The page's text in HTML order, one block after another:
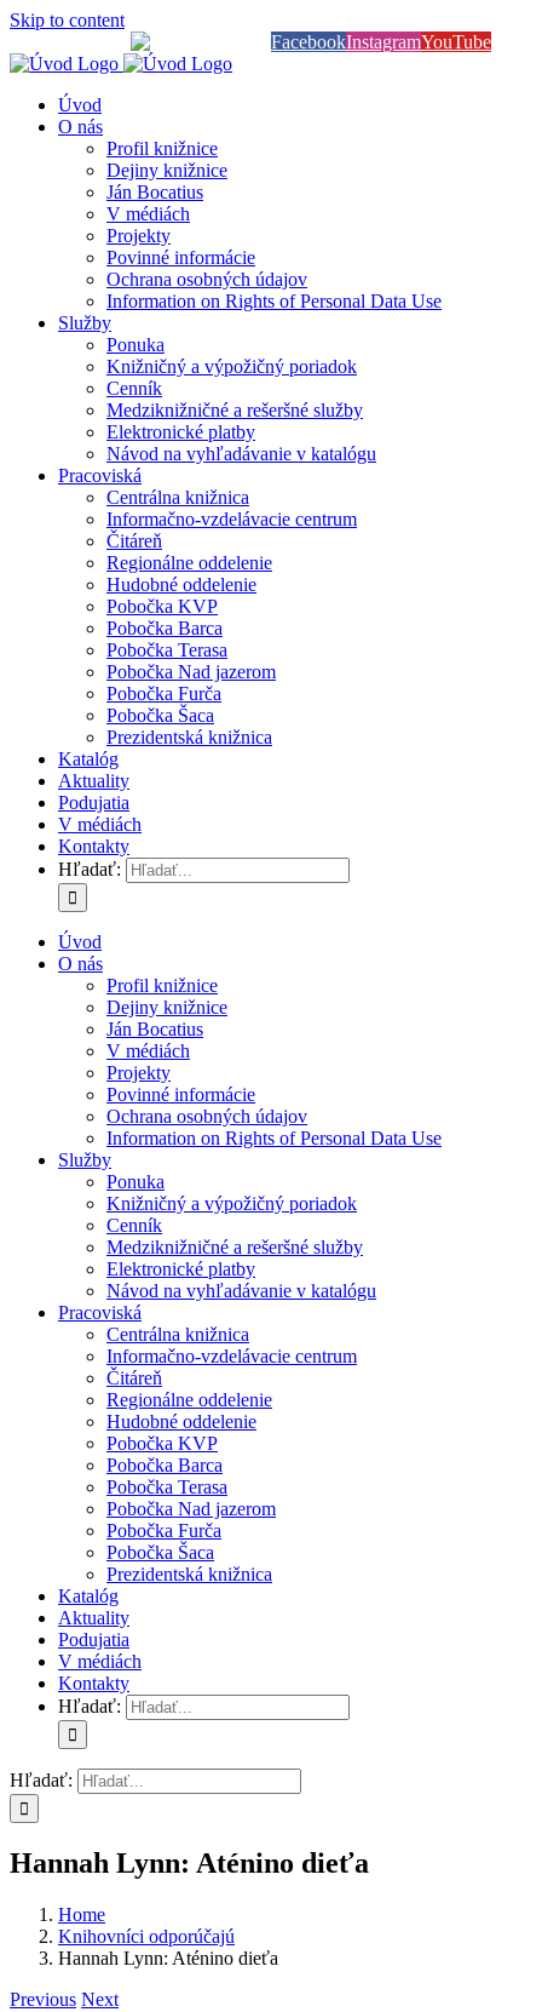
Skip to content
FacebookInstagramYouTube
Úvod
O nás
Profil knižnice
Dejiny knižnice
Ján Bocatius
V médiách
Projekty
Povinné informácie
Ochrana osobných údajov
Information on Rights of Personal Data Use
Služby
Ponuka
Knižničný a výpožičný poriadok
Cenník
Medziknižničné a rešeršné služby
Elektronické platby
Návod na vyhľadávanie v katalógu
Pracoviská
Centrálna knižnica
Informačno-vzdelávacie centrum
Čitáreň
Regionálne oddelenie
Hudobné oddelenie
Pobočka KVP
Pobočka Barca
Pobočka Terasa
Pobočka Nad jazerom
Pobočka Furča
Pobočka Šaca
Prezidentská knižnica
Katalóg
Aktuality
Podujatia
V médiách
Kontakty
Hľadať:
Úvod
O nás
Profil knižnice
Dejiny knižnice
Ján Bocatius
V médiách
Projekty
Povinné informácie
Ochrana osobných údajov
Information on Rights of Personal Data Use
Služby
Ponuka
Knižničný a výpožičný poriadok
Cenník
Medziknižničné a rešeršné služby
Elektronické platby
Návod na vyhľadávanie v katalógu
Pracoviská
Centrálna knižnica
Informačno-vzdelávacie centrum
Čitáreň
Regionálne oddelenie
Hudobné oddelenie
Pobočka KVP
Pobočka Barca
Pobočka Terasa
Pobočka Nad jazerom
Pobočka Furča
Pobočka Šaca
Prezidentská knižnica
Katalóg
Aktuality
Podujatia
V médiách
Kontakty
Hľadať:
Hľadať:
Hannah Lynn: Aténino dieťa
Home
Knihovníci odporúčajú
Hannah Lynn: Aténino dieťa
Previous Next